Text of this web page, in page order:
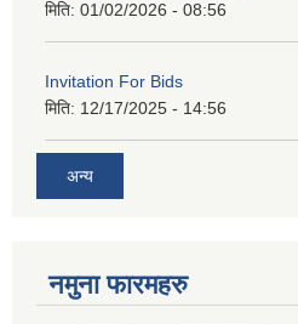
मिति: 01/02/2026 - 08:56
Invitation For Bids
मिति: 12/17/2025 - 14:56
अन्य
नमुना फारमहरु